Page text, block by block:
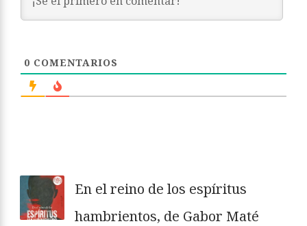
0 COMENTARIOS
En el reino de los espíritus
hambrientos, de Gabor Maté